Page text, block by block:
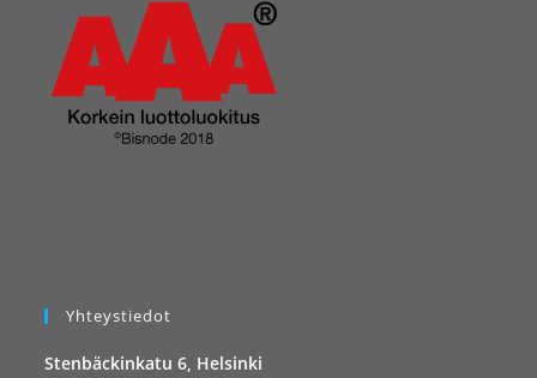
Yhteystiedot
Stenbäckinkatu 6, Helsinki